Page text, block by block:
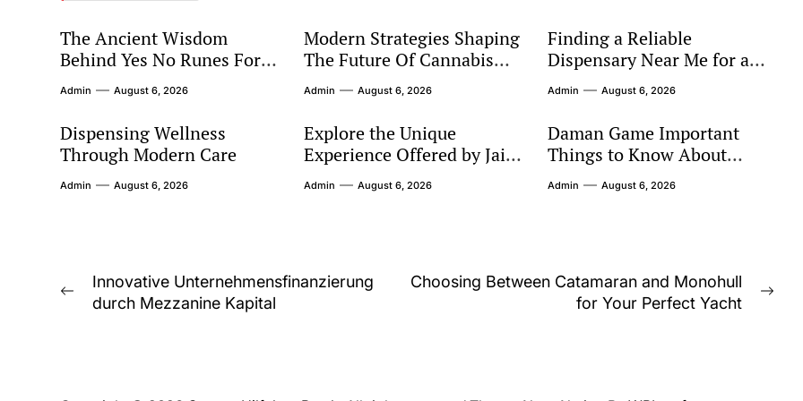
The Ancient Wisdom
Behind Yes No Runes For
Modern Decision Making
Admin August 6, 2026
Modern Strategies Shaping
The Future Of Cannabis
Marketing
Admin August 6, 2026
Finding a Reliable
Dispensary Near Me for a
Better Shopping Experience
Admin August 6, 2026
Dispensing Wellness
Through Modern Care
Admin August 6, 2026
Explore the Unique
Experience Offered by Jai
Club
Admin August 6, 2026
Daman Game Important
Things to Know About
Online Play
Admin August 6, 2026
Post
navigation
Previous
Innovative Unternehmensfinanzierung
durch Mezzanine Kapital
Choosing Between Catamaran and Monohull
for Your Perfect Yacht